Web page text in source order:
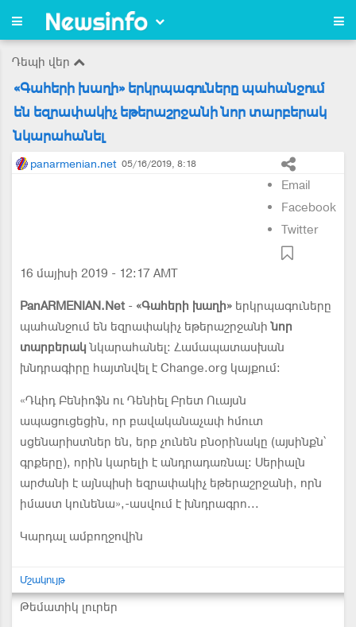
Դեպի վեր
«Գահերի խաղի» երկրպագուները պահանջում
են եզրափակիչ եթերաշրջանի նոր տարբերակ
նկարահանել
panarmenian.net 05/16/2019, 8:18
Email
Facebook
Twitter
16 մայիսի 2019 - 12:17 AMT
PanARMENIAN.Net - «Գահերի խաղի» երկրպագուները
պահանջում են եզրափակիչ եթերաշրջանինոր
տարբերակ նկարահանել: Համապատասխան
խնդրագիրը հայտնվել է Change.org կայքում:
«Դևիդ Բենիոֆն ու Դենիել Բրետ Ուայսն
ապացուցեցին, որ բավականաչափ հմուտ
սցենարիստներ են, երբ չունեն բնօրինակը (այսինքն՝
գրքերը), որին կարելի է անդրադառնալ: Սերիալն
արժանի է այնպիսի եզրափակիչ եթերաշրջանի, որն
իմաստ կունենա»,-ասվում է խնդրագրո...
Կարդալ ամբողջովին
Մշակույթ
Թեմատիկ լուրեր